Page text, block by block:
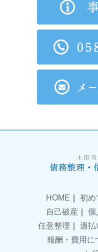
HOME 初め
自己破産
個
任意整理
過払
報酬・費用に